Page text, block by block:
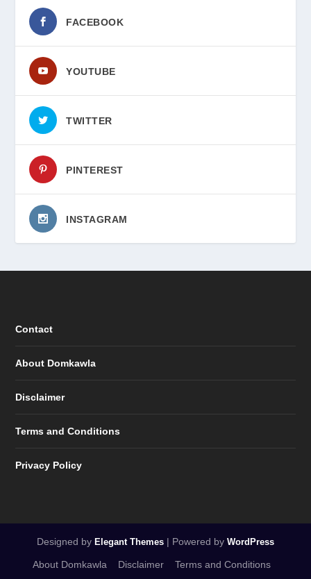
FACEBOOK
YOUTUBE
TWITTER
PINTEREST
INSTAGRAM
Contact
About Domkawla
Disclaimer
Terms and Conditions
Privacy Policy
Designed by Elegant Themes | Powered by WordPress
About Domkawla Disclaimer Terms and Conditions